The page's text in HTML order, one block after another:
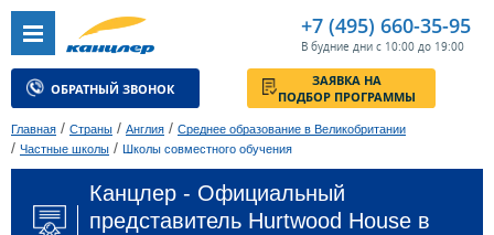
+7 (495) 660-35-95
В будние дни с 10:00 до 19:00
ОБРАТНЫЙ ЗВОНОК
ЗАЯВКА НА
ПОДБОР ПРОГРАММЫ
Главная / Страны / Англия / Среднее образование в Великобритании
/ Частные школы / Школы совместного обучения
Канцлер - Официальный
представитель Hurtwood House в